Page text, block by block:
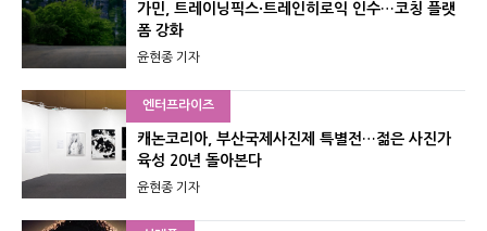
가민, 트레이닝픽스·트레인히로익 인수…코칭 플랫
폼 강화
윤현종 기자
엔터프라이즈
캐논코리아, 부산국제사진제 특별전…젊은 사진가
육성 20년 돌아본다
윤현종 기자